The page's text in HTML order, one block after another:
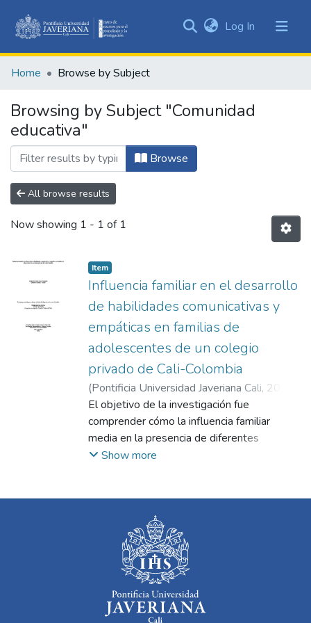
&
All of DSpace
Log In (current)
Home Browse by Subject
Browsing by Subject "Comunidad
educativa"
Browse
All browse results
Now showing 1 - 1 of 1
Item
Influencia familiar en el desarrollo
de habilidades comunicativas y
empáticas en familias de
adolescentes de un colegio
privado de Cali-Colombia
(Pontificia Universidad Javeriana Cali, 2024
Chaparro Navia, Lisa Fernanda ;Quintero
Salazar, Valeria;Herrera Correa, Natalia
El objetivo de la investigación fue
comprender cómo la influencia familiar
media en la presencia de diferentes
componentes de la empatía y la
Cali. Utilizando un enfoque cualitativo y un
estudio fenomenológico, se realizaron
entrevistas individuales a padres o
cuidadores y se llevó a cabo un grupo focal
con los adolescentes. La muestra incluyó a
cuatro familias de estudiantes
Show more